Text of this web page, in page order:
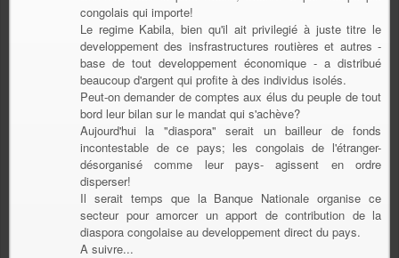
congolais qui importe!
Le regime Kabila, bien qu'il ait privilegié à juste titre le
developpement des insfrastructures routières et autres -
base de tout developpement économique - a distribué
beaucoup d'argent qui profite à des individus isolés.
Peut-on demander de comptes aux élus du peuple de tout
bord leur bilan sur le mandat qui s'achève?
Aujourd'hui la "diaspora" serait un bailleur de fonds
incontestable de ce pays; les congolais de l'étranger-
désorganisé comme leur pays- agissent en ordre
disperser!
Il serait temps que la Banque Nationale organise ce
secteur pour amorcer un apport de contribution de la
diaspora congolaise au developpement direct du pays.
A suivre...